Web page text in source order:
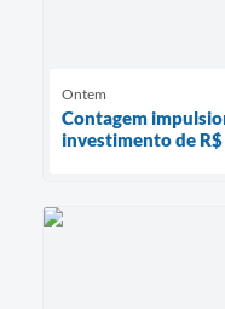
Ontem
Contagem
investimento de